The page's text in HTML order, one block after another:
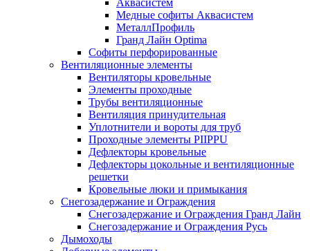
Аквасистем
Медные софиты Аквасистем
МеталлПрофиль
Гранд Лайн Optima
Софиты перфорированные
Вентиляционные элементы
Вентиляторы кровельные
Элементы проходные
Трубы вентиляционные
Вентиляция принудительная
Уплотнители и вороты для труб
Проходные элементы PIIPPU
Дефлекторы кровельные
Дефлекторы цокольные и вентиляционные
решетки
Кровельные люки и примыкания
Снегозадержание и Ограждения
Снегозадержание и Ограждения Гранд Лайн
Снегозадержание и Ограждения Русь
Дымоходы